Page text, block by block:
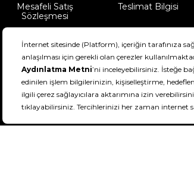
Mesafeli Satış
Sözleşmesi
Teslimat Bilgisi
DeFactoFIT ©️ 2022-